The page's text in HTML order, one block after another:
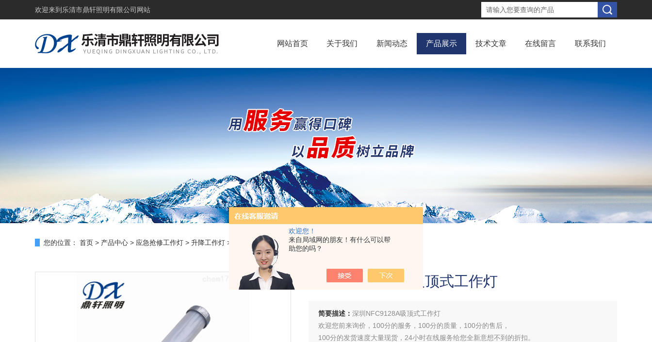
欢迎您！
来自局域网的朋友！有什么可以帮
助您的吗？
欢迎来到 乐清市鼎轩照明有限公司网站
网站首页 关于我们 新闻动态 产品展示 技术文章 在线留言 联系我们
您的位置： 首页 > 产品中心 > 应急抢修工作灯 > 升降工作灯 > NFC9128A深圳NFC9128A吸顶式工作灯
深圳NFC9128A吸顶式工作灯
简要描述： 深圳NFC9128A吸顶式工作灯
欢迎您前来询价，100分的服务，100分的质量，100分的售后，
100分的发货速度大量现货，24小时在线服务给您全新意想不到的折扣。